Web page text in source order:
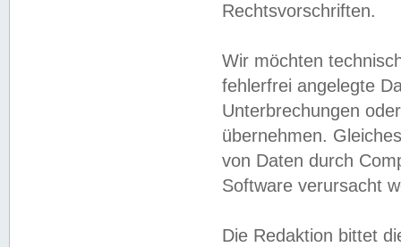
Rechtsvorschriften.
Wir möchten
fehlerfrei angelegte
Unterbrechungen
übernehmen.
von Daten durch
Software verursacht
Die Redaktion bittet